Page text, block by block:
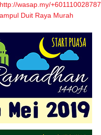
http://wasap.my/+601110028787
Duit Raya Murah